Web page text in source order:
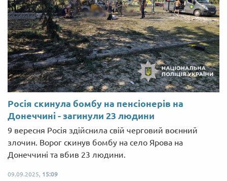
Росія скинула бомбу на пенсіонерів на
Донеччині - загинули 23 людини
9 вересня Росія здійснила свій черговий воєнний
злочин. Ворог скинув бомбу на село Ярова на
Донеччині та вбив 23 людини.
09.09.2025, 15:09